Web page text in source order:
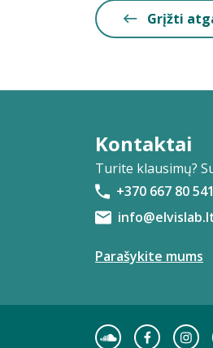
Grįžti
Kontaktai
Turite klausimų?
+370 667 80 541
Parašykite mums